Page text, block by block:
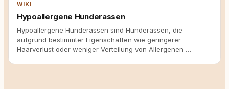
WIKI
Hypoallergene Hunderassen
Hypoallergene Hunderassen sind Hunderassen, die
aufgrund bestimmter Eigenschaften wie geringerer
Haarverlust oder weniger Verteilung von Allergenen …